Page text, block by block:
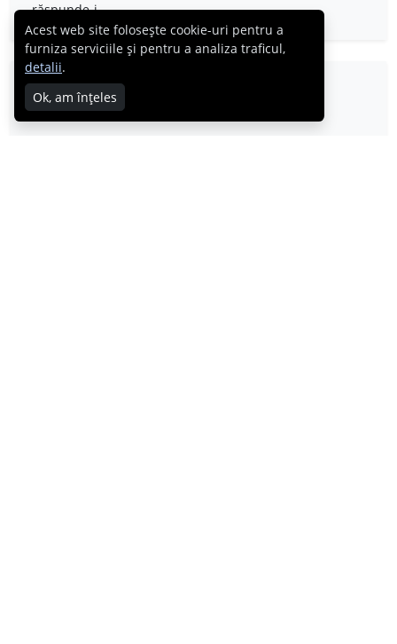
răspunde-i
Deea
28.05.2012
Acest web site folosește cookie-uri pentru a
furniza serviciile și pentru a analiza traficul,
detalii.
Ok, am înțeles